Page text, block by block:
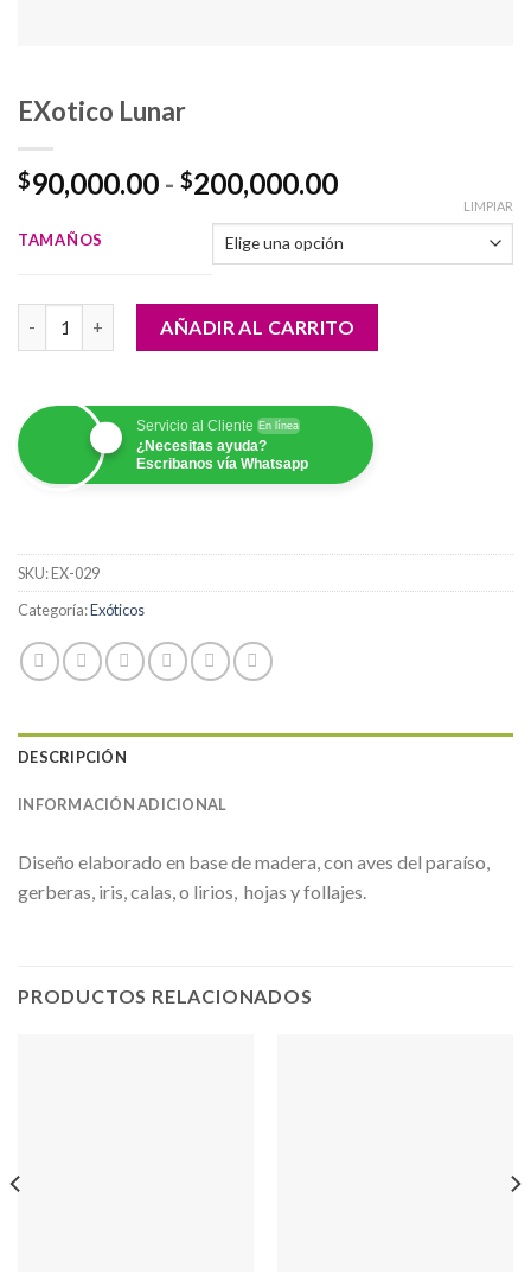
EXotico Lunar
$90,000.00 - $200,000.00Rango
precios:
desde
$90,000.00
hasta
$200,000.00
TAMAÑOS
LIMPIAR
EXotico Lunar cantidadAÑADIR AL CARRITO
Servicio al Cliente En línea
¿Necesitas ayuda?
Escribanos vía Whatsapp
SKU:EX-029
Categoría:Exóticos
DESCRIPCIÓN
INFORMACIÓN ADICIONAL
Diseño elaborado en base de madera, con aves del paraíso,
gerberas, iris, calas, o lirios, hojas y follajes.
PRODUCTOS RELACIONADOS